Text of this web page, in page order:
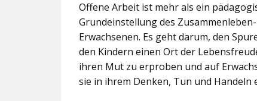
Offene Arbeit ist mehr als ein
Grundeinstellung des
Erwachsenen. Es geht darum, den
den Kindern einen Ort der
ihren Mut zu erproben und auf
sie in ihrem Denken, Tun und